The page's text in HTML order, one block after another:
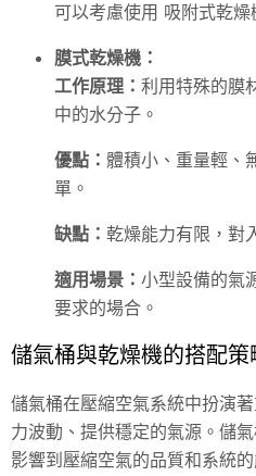
可以考慮使用 吸附式乾燥
膜式乾燥機：
工作原理： 利用特殊的膜
中的水分子。
優點： 體積小、重量輕、
單。
缺點： 乾燥能力有限，對
適用場景： 小型設備的氣
要求的場合。
儲氣桶與乾燥機的搭配策
儲氣桶在壓縮空氣系統中扮演
力波動、提供穩定的氣源。儲
影響到壓縮空氣的品質和系統的